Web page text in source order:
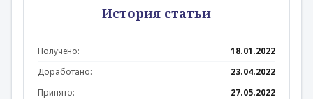
История статьи
Получено:
18.01.2022
Доработано:
23.04.2022
Принято:
27.05.2022